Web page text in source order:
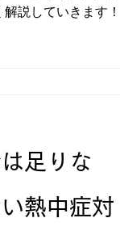
説していきます！
足りな
熱中症対